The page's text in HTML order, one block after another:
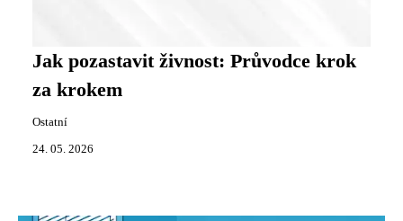
Jak pozastavit živnost: Průvodce krok
za krokem
Ostatní
24. 05. 2026